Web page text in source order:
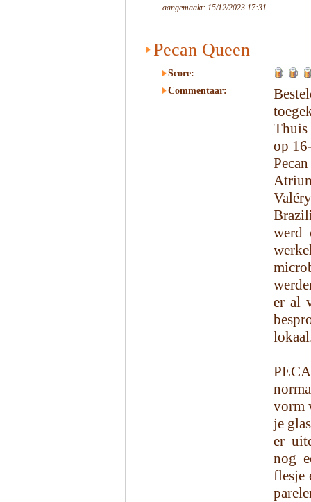
aangemaakt: 15/12/2023 17:31
Pecan Queen
Score:
Commentaar:
Thuis
op
werd
er al
vorm
je
er
nog
flesje